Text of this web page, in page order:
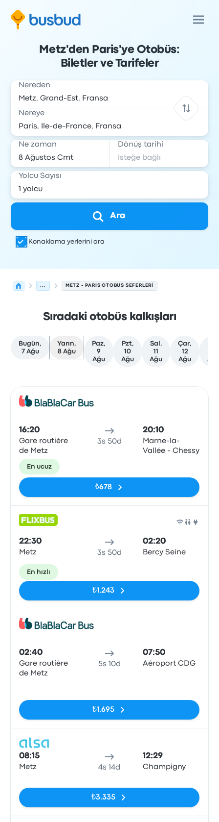
Metz'den Paris'ye Otobüs:
Biletler ve Tarifeler
Nereden
Nereye
Ne zaman Dönüş tarihi
Yolcu Sayısı
Ara
Konaklama yerlerini ara
... METZ - PARIS OTOBÜS SEFERLERI
Sıradaki otobüs kalkışları
Bugün,
7 Ağu
Yarın,
8 Ağu
Paz,
9
Ağu
Pzt,
10
Ağu
Sal,
11
Ağu
Çar,
12
Ağu
16:20
Gare routière
de Metz
3s 50d
20:10
Marne-la-
Vallée - Chessy
En ucuz
₺678
22:30
Metz 3s 50d
02:20
Bercy Seine
En hızlı
₺1.243
02:40
Gare routière
de Metz
5s 10d
07:50
Aéroport CDG
₺1.695
08:15
Metz 4s 14d
12:29
Champigny
₺3.335